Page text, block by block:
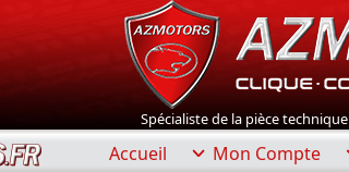
Spécialiste de la pièce
Accueil Mon Compte